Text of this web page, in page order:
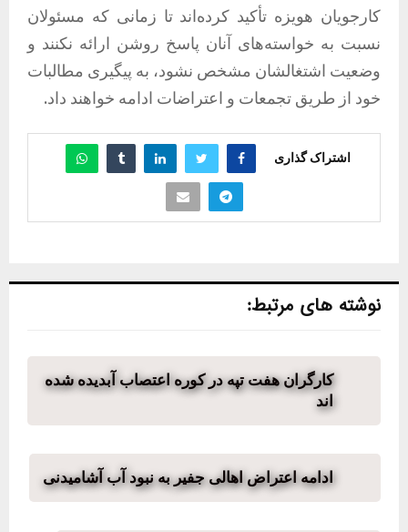
کارجویان هویزه تأکید کرده‌اند تا زمانی که مسئولان
نسبت به خواسته‌های آنان پاسخ روشن ارائه نکنند و
وضعیت اشتغالشان مشخص نشود، به پیگیری مطالبات
خود از طریق تجمعات و اعتراضات ادامه خواهند داد.
اشتراک گذاری
نوشته های مرتبط:
کارگران هفت تپه در کوره اعتصاب آبدیده شده
اند
ادامه اعتراض اهالی جفیر به نبود آب آشامیدنی